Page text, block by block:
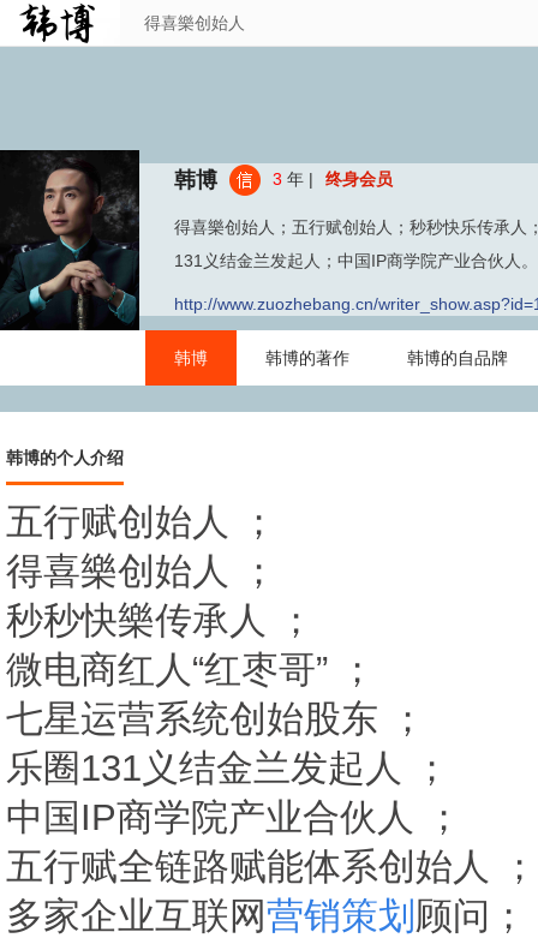
得喜樂创始人
韩博 3 年 | 终身会员
得喜樂创始人；五行赋创始人；秒秒快乐传承人
131义结金兰发起人；中国IP商学院产业合伙人。
http://www.zuozhebang.cn/
韩博 韩博的著作 韩博的自品牌
韩博的个人介绍
五行赋创始人 ；
得喜樂创始人 ；
秒秒快樂传承人 ；
微电商红人“红枣哥” ；
七星运营系统创始股东 ；
乐圈131义结金兰发起人 ；
中国IP商学院产业合伙人 ；
五行赋全链路赋能体系创始人 ；
多家企业互联网营销策划 顾问；